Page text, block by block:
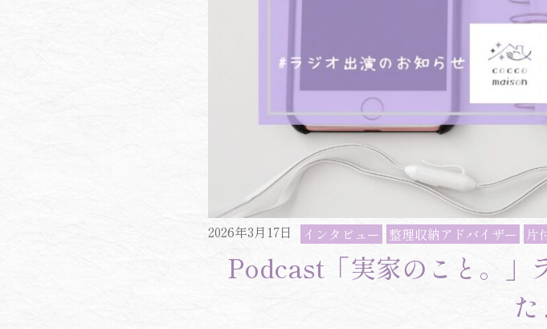
2026年3月17日 インタビュー 整理収納アドバイザー 片
Podcast「実家のこと。」
た